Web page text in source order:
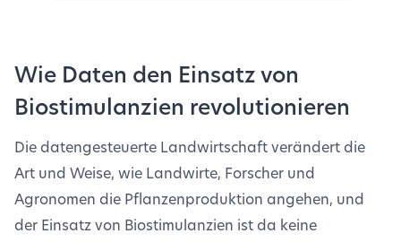
Wie Daten den Einsatz von
Biostimulanzien revolutionieren
Die datengesteuerte Landwirtschaft verändert die
Art und Weise, wie Landwirte, Forscher und
Agronomen die Pflanzenproduktion angehen, und
der Einsatz von Biostimulanzien ist da keine